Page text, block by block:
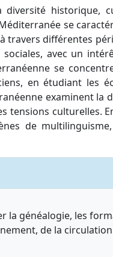
historique,
se
travers différentes
avec un
se
en étudiant les
examinent la
tensions culturelles.
de
la généalogie, les
de la